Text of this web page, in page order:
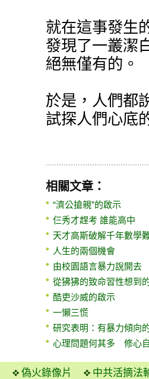
就在這事發生
發現了一叢潔
絕無僅有的。
於是，人們都
試探人們心底
相關文章：
“濟公搶親”的啟示
仨秀才趕考 誰能高中
天才高斯破解千年數學
人生的兩個機會
由校園語言暴力說開去
從狒狒的致命習性想到
酷吏沙威的啟示
一懶三慌
研究表明：有暴力傾向
心理問題何其多 修心
偽火錄像片 中共活摘法